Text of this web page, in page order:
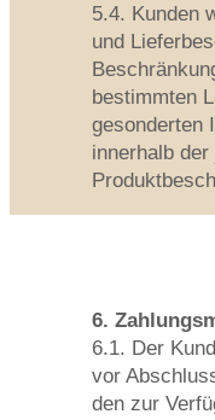
5.4. Kunden
und
bestimmten
gesonderten
innerhalb
6.
6.1. Der
vor
den zur